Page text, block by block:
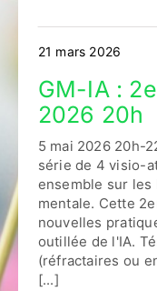
21 mars 2026
GM-IA :
2026 20h
5 mai 2026 20h-
série de 4 visio-
ensemble sur
mentale. Cette
nouvelles
outillée de l'IA.
(réfractaires ou
[...]